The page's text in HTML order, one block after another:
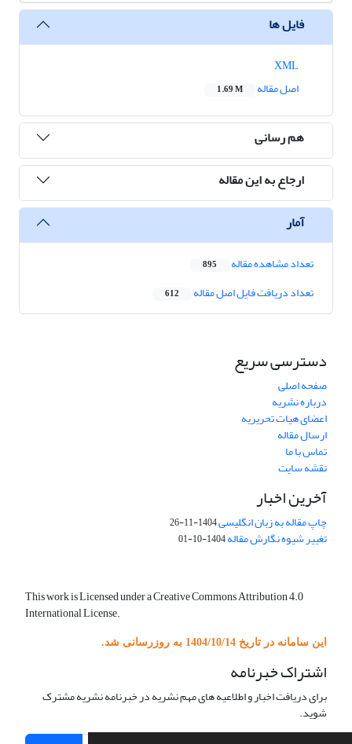
فایل ها
اصل مقاله
1.69 M
هم رسانی
ارجاع به این مقاله
آمار
تعداد مشاهده مقاله 895
تعداد دریافت فایل اصل مقاله 612
دسترسی سریع
صفحه اصلی
درباره نشریه
اعضای هیات تحریریه
ارسال مقاله
تماس با ما
نقشه سایت
آخرین اخبار
چاپ مقاله به زبان انگلیسی1404-11-26
تغییر شیوه نگارش مقاله1404-10-01
This work is Licensed under a Creative Commons Attribution 4.0
International License.
این سامانه در تاریخ 1404/10/14 به روزرسانی شد.
اشتراک خبرنامه
برای دریافت اخبار و اطلاعیه های مهم نشریه در خبرنامه نشریه مشترک
شوید.